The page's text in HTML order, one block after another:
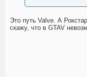
Это путь Valve. А
скажу, что в GTAV